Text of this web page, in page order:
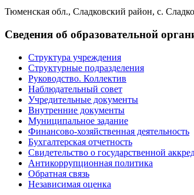
Тюменская обл., Сладковский район, с.
Сведения об образовательной
Структура учреждения
Структурные подразделения
Руководство. Коллектив
Наблюдательный совет
Учредительные документы
Внутренние документы
Муниципальное задание
Финансово-хозяйственная деятельность
Бухгалтерская отчетность
Свидетельство о государственной
Антикоррупционная политика
Обратная связь
Независимая оценка